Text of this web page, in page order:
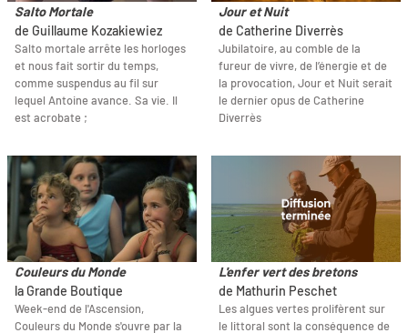
Salto Mortale
de Guillaume Kozakiewiez
Salto mortale arrête les horloges
et nous fait sortir du temps,
comme suspendus au fil sur
lequel Antoine avance. Sa vie. Il
est acrobate ;
Jour et Nuit
de Catherine Diverrès
Jubilatoire, au comble de la
fureur de vivre, de l’énergie et de
la provocation, Jour et Nuit serait
le dernier opus de Catherine
Diverrès
Couleurs du Monde
la Grande Boutique
Week-end de l'Ascension,
Couleurs du Monde s'ouvre par la
L'enfer vert des bretons
de Mathurin Peschet
Les algues vertes prolifèrent sur
le littoral sont la conséquence de